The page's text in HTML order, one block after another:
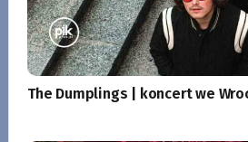
The Dumplings | koncert we